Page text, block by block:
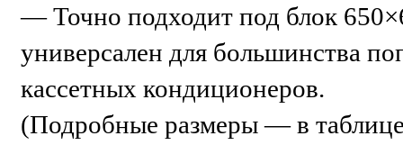
— Точно подходит под блок
универсален для большинства
кассетных кондиционеров.
(Подробные размеры — в